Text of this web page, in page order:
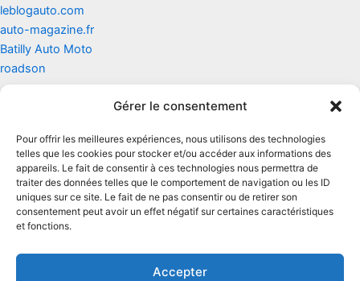
Gérer le consentement
Pour offrir les meilleures expériences, nous utilisons des technologies
telles que les cookies pour stocker et/ou accéder aux informations des
appareils. Le fait de consentir à ces technologies nous permettra de
traiter des données telles que le comportement de navigation ou les ID
uniques sur ce site. Le fait de ne pas consentir ou de retirer son
consentement peut avoir un effet négatif sur certaines caractéristiques
et fonctions.
Accepter
leblogauto.com
auto-magazine.fr
Batilly Auto Moto
roadson
Mentions légales
Conditions générales d'utilisation
Conditions générales de vente
Politique de cookies